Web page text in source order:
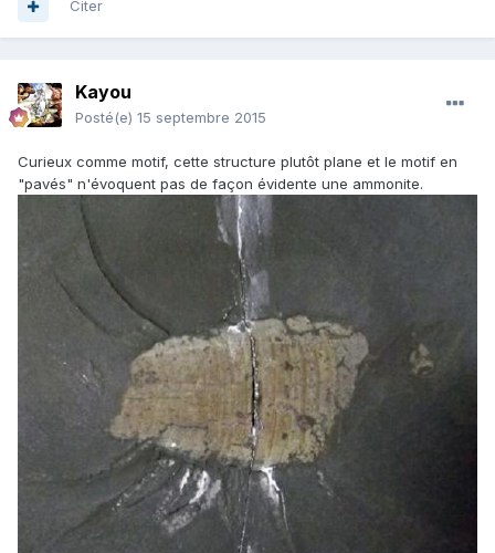
Citer
Kayou
Posté(e) 15 septembre 2015
Curieux comme motif, cette structure plutôt plane et le motif en
"pavés" n'évoquent pas de façon évidente une ammonite.